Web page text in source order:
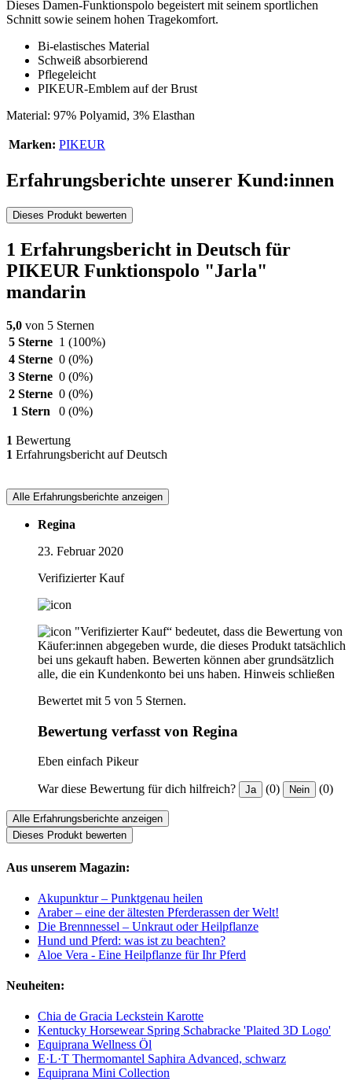
Dieses Damen-Funktionspolo begeistert mit seinem sportlichen
Schnitt sowie seinem hohen Tragekomfort.
Bi-elastisches Material
Schweiß absorbierend
Pflegeleicht
PIKEUR-Emblem auf der Brust
Material: 97% Polyamid, 3% Elasthan
Marken: PIKEUR
Erfahrungsberichte unserer Kund:innen
Dieses Produkt bewerten
1 Erfahrungsbericht in Deutsch für
PIKEUR Funktionspolo "Jarla"
mandarin
5,0 von 5 Sternen
5 Sterne 1 (100%)
4 Sterne 0 (0%)
3 Sterne 0 (0%)
2 Sterne 0 (0%)
1 Stern
0 (0%)
1 Bewertung
1 Erfahrungsbericht auf Deutsch
Alle Erfahrungsberichte anzeigen
Regina
23. Februar 2020
Verifizierter Kauf
"Verifizierter Kauf“ bedeutet, dass die Bewertung von
Käufer:innen abgegeben wurde, die dieses Produkt tatsächlich
bei uns gekauft haben. Bewerten können aber grundsätzlich
alle, die ein Kundenkonto bei uns haben. Hinweis schließen
Bewertet mit 5 von 5 Sternen.
Bewertung verfasst von Regina
Eben einfach Pikeur
War diese Bewertung für dich hilfreich? Ja (0) Nein (0)
Alle Erfahrungsberichte anzeigen
Dieses Produkt bewerten
Aus unserem Magazin:
Akupunktur – Punktgenau heilen
Araber – eine der ältesten Pferderassen der Welt!
Die Brennnessel – Unkraut oder Heilpflanze
Hund und Pferd: was ist zu beachten?
Aloe Vera - Eine Heilpflanze für Ihr Pferd
Neuheiten:
Chia de Gracia Leckstein Karotte
Kentucky Horsewear Spring Schabracke 'Plaited 3D Logo'
Equiprana Wellness Öl
E·L·T Thermomantel Saphira Advanced, schwarz
Equiprana Mini Collection